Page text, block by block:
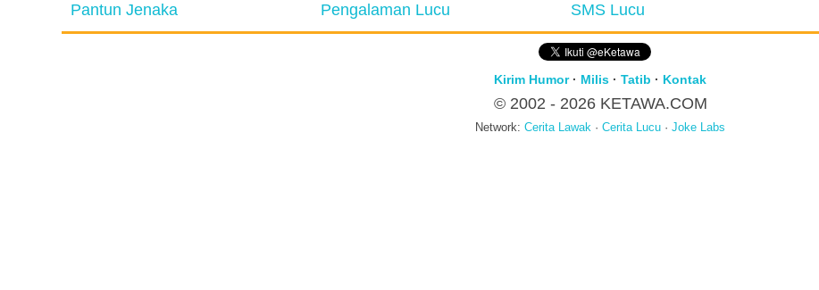
Pantun Jenaka
Pengalaman Lucu SMS Lucu
Kirim Humor· Milis · Tatib · Kontak
© 2002 - 2026 KETAWA.COM
Network: Cerita Lawak · Cerita Lucu · Joke Labs